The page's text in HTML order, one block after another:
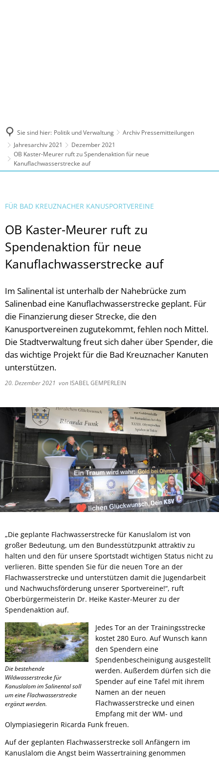
Sie sind hier: Politik und Verwaltung
Archiv Pressemitteilungen
Jahresarchiv 2021
Dezember 2021
OB Kaster-Meurer ruft zu Spendenaktion für neue
Kanuflachwasserstrecke auf
FÜR BAD KREUZNACHER KANUSPORTVEREINE
OB Kaster-Meurer ruft zu
Spendenaktion für neue
Kanuflachwasserstrecke auf
Im Salinental ist unterhalb der Nahebrücke zum
Salinenbad eine Kanuflachwasserstrecke geplant. Für
die Finanzierung dieser Strecke, die den
Kanusportvereinen zugutekommt, fehlen noch Mittel.
Die Stadtverwaltung freut sich daher über Spender, die
das wichtige Projekt für die Bad Kreuznacher Kanuten
unterstützen.
20. Dezember 2021 von ISABEL GEMPERLEIN
„Die geplante Flachwasserstrecke für Kanuslalom ist von
großer Bedeutung, um den Bundesstützpunkt attraktiv zu
halten und den für unsere Sportstadt wichtigen Status nicht zu
verlieren. Bitte spenden Sie für die neuen Tore an der
Flachwasserstrecke und unterstützen damit die Jugendarbeit
und Nachwuchsförderung unserer Sportvereine!“, ruft
Oberbürgermeisterin Dr. Heike Kaster-Meurer zu der
Spendenaktion auf.
Die bestehende
Wildwasserstrecke für
Kanuslalom im Salinental soll
um eine Flachwasserstrecke
ergänzt werden.
Jedes Tor an der Trainingsstrecke
kostet 280 Euro. Auf Wunsch kann
den Spendern eine
Spendenbescheinigung ausgestellt
werden. Außerdem dürfen sich die
Spender auf eine Tafel mit ihrem
Namen an der neuen
Flachwasserstrecke und einen
Empfang mit der WM- und
Olympiasiegerin Ricarda Funk freuen.
Auf der geplanten Flachwasserstrecke soll Anfängern im
Kanuslalom die Angst beim Wassertraining genommen